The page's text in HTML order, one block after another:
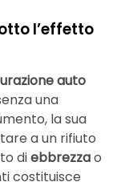
l’effetto
auto
una
la sua
a un rifiuto
diebbrezzao
costituisce